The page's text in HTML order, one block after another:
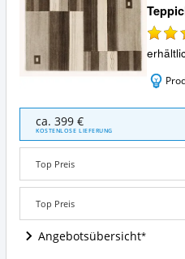
Sonora
Pure
handgeknüpfter
Nepal
Teppich
Wolle
h.grau-
natur
Angebote:
ca. 399 €
KOSTENLOSE LIEFERUNG
Top Preis
Top Preis
Angebotsübersicht